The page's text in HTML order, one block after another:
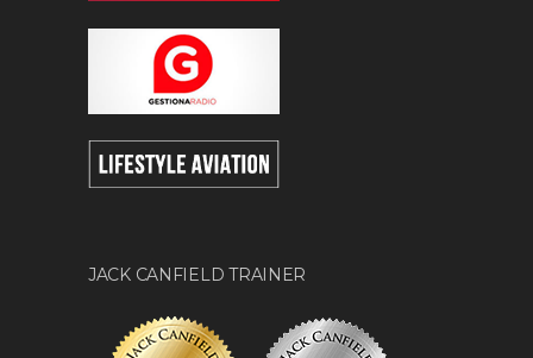
JACK CANFIELD TRAINER